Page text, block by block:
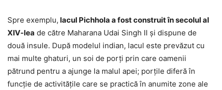
Spre exemplu, lacul Pichhola a fost construit în secolul al
XIV-lea de către Maharana Udai Singh II și dispune de
două insule. După modelul indian, lacul este prevăzut cu
mai multe ghaturi, un soi de porți prin care oamenii
pătrund pentru a ajunge la malul apei; porțile diferă în
funcție de activitățile care se practică în anumite zone ale